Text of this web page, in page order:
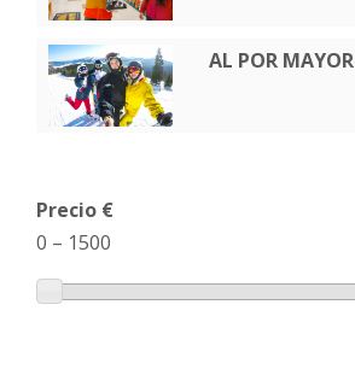
AL POR MAYOR
Precio €
0 – 1500